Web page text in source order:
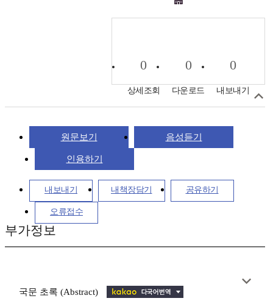
0
상세조회
0
다운로드
0
내보내기
원문보기 음성듣기
인용하기
내보내기 내책장담기 공유하기
오류접수
부가정보
국문 초록 (Abstract)